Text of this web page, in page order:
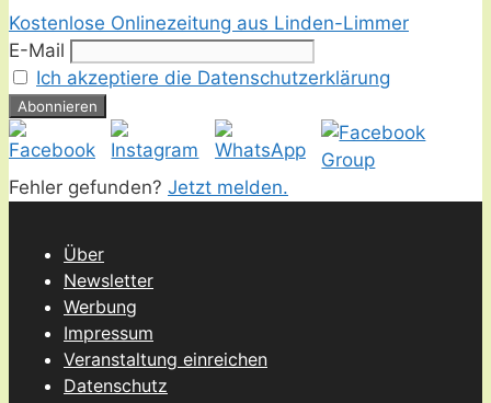
Kostenlose Onlinezeitung aus Linden-Limmer
E-Mail
Ich akzeptiere die Datenschutzerklärung
Fehler gefunden? Jetzt melden.
Über
Newsletter
Werbung
Impressum
Veranstaltung einreichen
Datenschutz